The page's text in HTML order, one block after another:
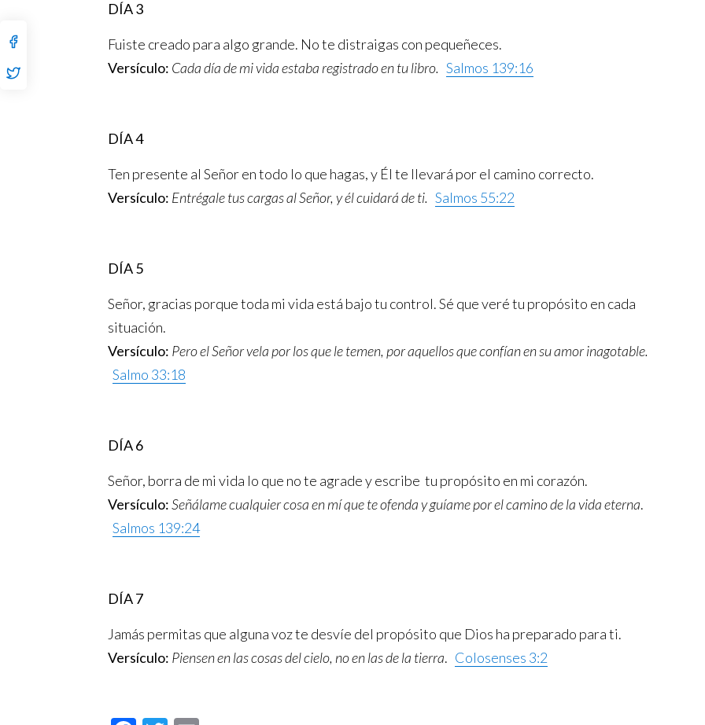
DÍA 3
Fuiste creado para algo grande. No te distraigas con pequeñeces.
Versículo: Cada día de mi vida estaba registrado en tu libro. Salmos 139:16
DÍA 4
Ten presente al Señor en todo lo que hagas, y Él te llevará por el camino correcto.
Versículo: Entrégale tus cargas al Señor, y él cuidará de ti. Salmos 55:22
DÍA 5
Señor, gracias porque toda mi vida está bajo tu control. Sé que veré tu propósito en cada
situación.
Versículo: Pero el Señor vela por los que le temen, por aquellos que confían en su amor inagotable.
Salmo 33:18
DÍA 6
Señor, borra de mi vida lo que no te agrade y escribe tu propósito en mi corazón.
Versículo:Señálame cualquier cosa en mí que te ofenda y guíame por el camino de la vida eterna.
Salmos 139:24
DÍA 7
Jamás permitas que alguna voz te desvíe del propósito que Dios ha preparado para ti.
Versículo: Piensen en las cosas del cielo, no en las de la tierra. Colosenses 3:2